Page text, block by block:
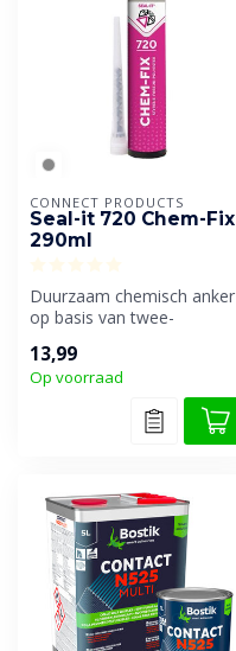
CONNECT PRODUCTS
Seal-it 720 Chem-Fix
290ml
Duurzaam chemisch anker
op basis van twee-
polyesterhars...
13,99
Op voorraad